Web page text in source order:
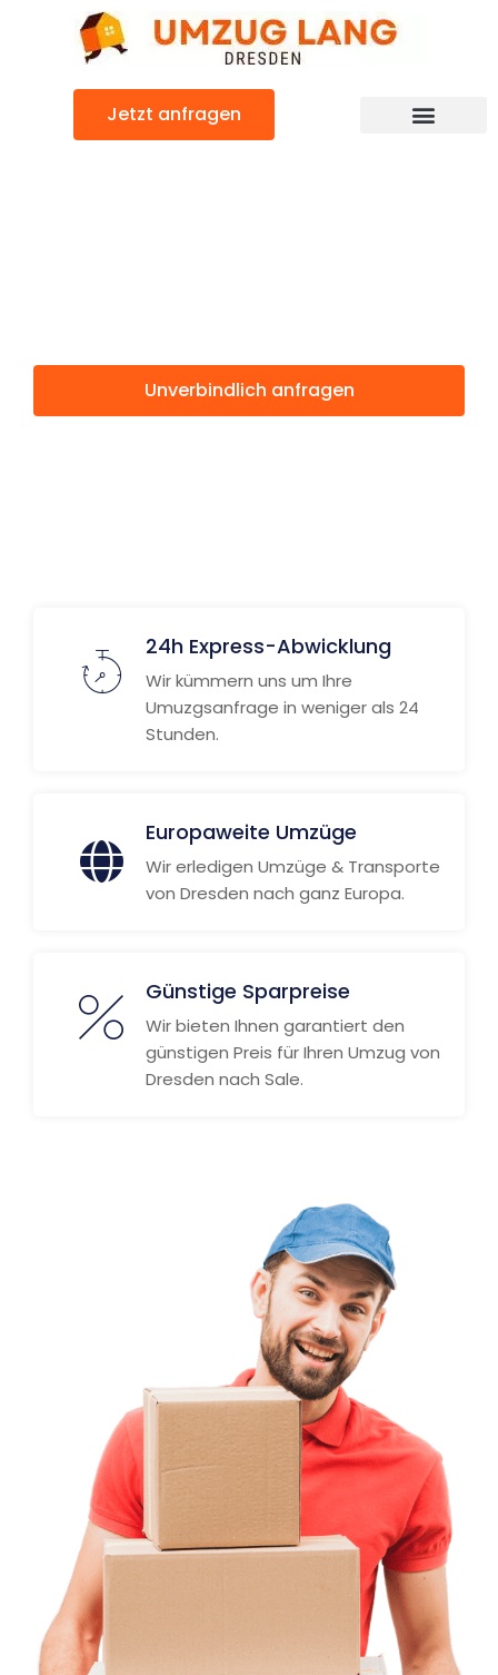
Jetzt anfragen
Unverbindlich anfragen
24h Express-Abwicklung
Wir kümmern uns um Ihre
Umuzgsanfrage in weniger als 24
Stunden.
Europaweite Umzüge
Wir erledigen Umzüge & Transporte
von Dresden nach ganz Europa.
Günstige Sparpreise
Wir bieten Ihnen garantiert den
günstigen Preis für Ihren Umzug von
Dresden nach Sale.